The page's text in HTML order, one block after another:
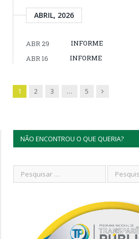
ABRIL, 2026
ABR 29
INFORME
ABR 16
INFORME
1 2 3 … 5 Next
NÃO ENCONTROU O QUE QUERIA?